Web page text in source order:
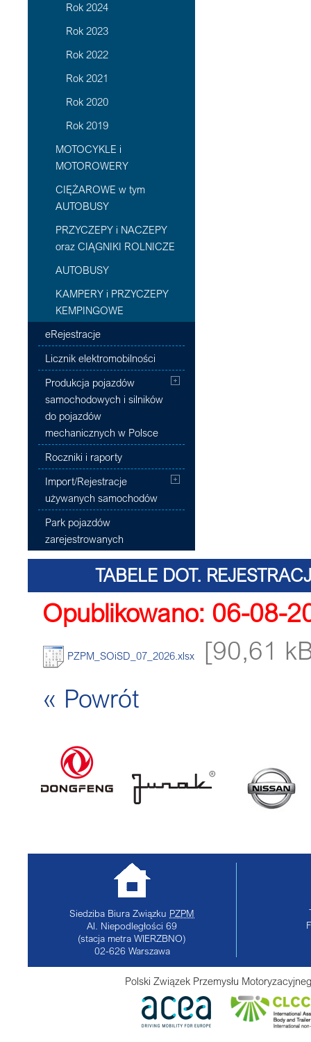
Rok 2024
Rok 2023
Rok 2022
Rok 2021
Rok 2020
Rok 2019
MOTOCYKLE i
MOTOROWERY
CIĘŻAROWE w tym
AUTOBUSY
PRZYCZEPY i NACZEPY
oraz CIĄGNIKI ROLNICZE
AUTOBUSY
KAMPERY i PRZYCZEPY
KEMPINGOWE
eRejestracje
Licznik elektromobilności
Produkcja pojazdów
samochodowych i silników
do pojazdów
mechanicznych w Polsce
Roczniki i raporty
Import/Rejestracje
używanych samochodów
Park pojazdów
zarejestrowanych
TABELE DOT.
Opublikowano: 06-08-
PZPM_SOiSD_07_2026.xlsx
[90,61
« Powrót
Siedziba Biura Związku PZPM
Al. Niepodległości 69
(stacja metra WIERZBNO)
02-626 Warszawa
Polski Związek Przemysłu